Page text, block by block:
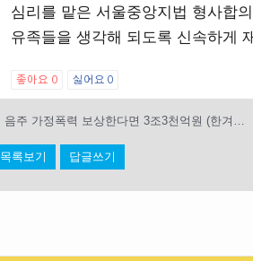
심리를 맡은 서울중앙지법 형사합
유족들을 생각해 되도록 신속하게
좋아요 0 싫어요 0
음주 가정폭력 보상한다면 3조3천억원 (한겨레, 3/20)
목록보기 답글쓰기